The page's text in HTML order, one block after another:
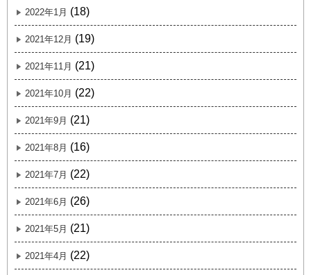
2022年1月 (18)
2021年12月 (19)
2021年11月 (21)
2021年10月 (22)
2021年9月 (21)
2021年8月 (16)
2021年7月 (22)
2021年6月 (26)
2021年5月 (21)
2021年4月 (22)